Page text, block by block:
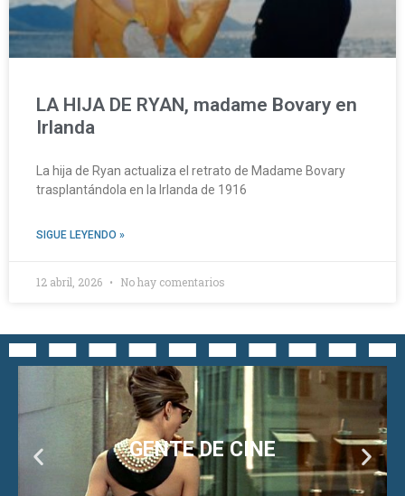
LA HIJA DE RYAN, madame Bovary en
Irlanda
La hija de Ryan actualiza el retrato de Madame Bovary
trasplantándola en la Irlanda de 1916
SIGUE LEYENDO »
12 abril, 2026 No hay comentarios
CINE CLÁSICO